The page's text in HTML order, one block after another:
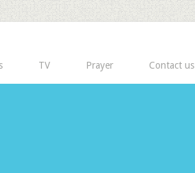
TV Prayer Contact us